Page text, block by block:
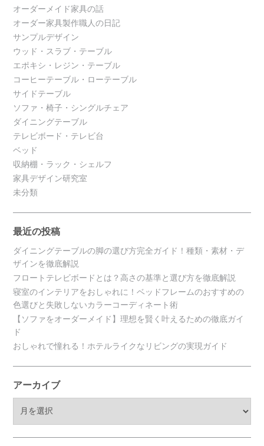
オーダーメイド家具の話
オーダー家具製作職人の日記
サンプルデザイン
ウッド・スラブ・テーブル
エポキシ・レジン・テーブル
コーヒーテーブル・ローテーブル
サイドテーブル
ソファ・椅子・シングルチェア
ダイニングテーブル
テレビボード・テレビ台
ベッド
収納棚・ラック・シェルフ
家具デザイン研究室
未分類
最近の投稿
ダイニングテーブルの脚の選び方完全ガイド！種類・素材・デ
ザインを徹底解説
フロートテレビボードとは？高さの基準と選び方を徹底解説
寝室のインテリアをおしゃれに！ベッドフレームのおすすめの
色選びと失敗しないカラーコーディネート術
【ソファをオーダーメイド】理想を賢く叶えるための徹底ガイ
ド
おしゃれで憧れる！ホテルライクなリビングの実現ガイド
アーカイブ